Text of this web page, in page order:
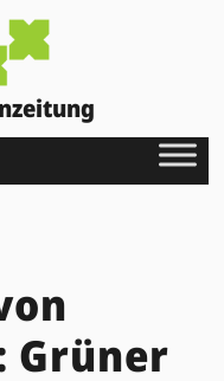
Grüner